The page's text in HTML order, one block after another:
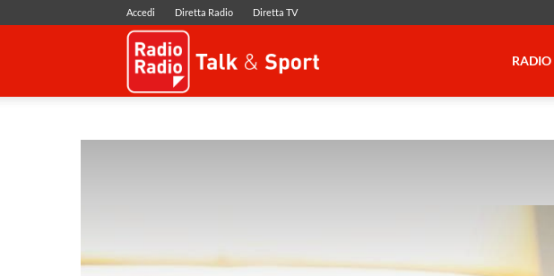
Accedi Diretta Radio Diretta TV
RADIO